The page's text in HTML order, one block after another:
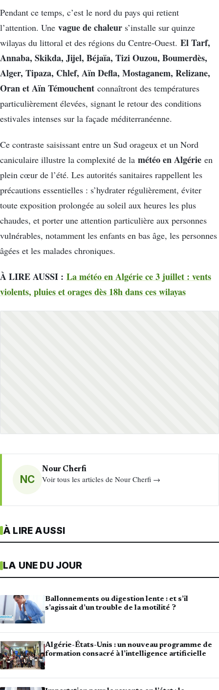
Pendant ce temps, c’est le nord du pays qui retient
l’attention. Une vague de chaleur s’installe sur quinze
wilayas du littoral et des régions du Centre-Ouest. El Tarf,
Annaba, Skikda, Jijel, Béjaïa, Tizi Ouzou, Boumerdès,
Alger, Tipaza, Chlef, Aïn Defla, Mostaganem, Relizane,
Oran et Aïn Témouchent connaîtront des températures
particulièrement élevées, signant le retour des conditions
estivales intenses sur la façade méditerranéenne.
Ce contraste saisissant entre un Sud orageux et un Nord
caniculaire illustre la complexité de la météo en Algérie en
plein cœur de l’été. Les autorités sanitaires rappellent les
précautions essentielles : s’hydrater régulièrement, éviter
toute exposition prolongée au soleil aux heures les plus
chaudes, et porter une attention particulière aux personnes
vulnérables, notamment les enfants en bas âge, les personnes
âgées et les malades chroniques.
À LIRE AUSSI : La météo en Algérie ce 3 juillet : vents
violents, pluies et orages dès 18h dans ces wilayas
NC
Nour Cherfi
Voir tous les articles de Nour Cherfi →
À LIRE AUSSI
LA UNE DU JOUR
Ballonnements ou digestion lente : et s’il
s’agissait d’un trouble de la motilité ?
Algérie-États-Unis : un nouveau programme de
formation consacré à l’intelligence artificielle